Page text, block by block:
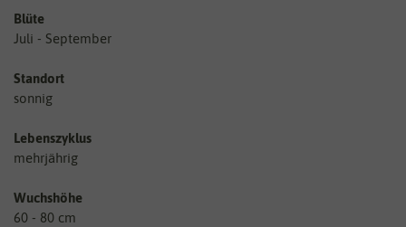
Blüte
Juli - September
Standort
sonnig
Lebenszyklus
mehrjährig
Wuchshöhe
60 - 80 cm